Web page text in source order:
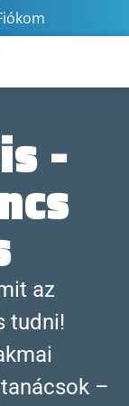
-
az
tudni!
–